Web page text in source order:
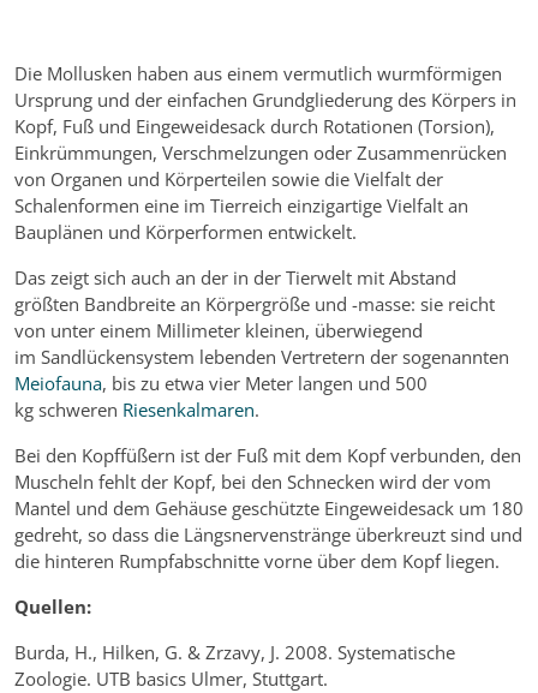
Die Mollusken haben aus einem vermutlich wurmförmigen
Ursprung und der einfachen Grundgliederung des Körpers in
Kopf, Fuß und Eingeweidesack durch Rotationen (Torsion),
Einkrümmungen, Verschmelzungen oder Zusammenrücken
von Organen und Körperteilen sowie die Vielfalt der
Schalenformen eine im Tierreich einzigartige Vielfalt an
Bauplänen und Körperformen entwickelt.
Das zeigt sich auch an der in der Tierwelt mit Abstand
größten Bandbreite an Körpergröße und -masse: sie reicht
von unter einem Millimeter kleinen, überwiegend
im Sandlückensystem lebenden Vertretern der sogenannten
Meiofauna, bis zu etwa vier Meter langen und 500
kg schweren Riesenkalmaren.
Bei den Kopffüßern ist der Fuß mit dem Kopf verbunden, den
Muscheln fehlt der Kopf, bei den Schnecken wird der vom
Mantel und dem Gehäuse geschützte Eingeweidesack um 180
gedreht, so dass die Längsnervenstränge überkreuzt sind und
die hinteren Rumpfabschnitte vorne über dem Kopf liegen.
Quellen:
Burda, H., Hilken, G. & Zrzavy, J. 2008. Systematische
Zoologie. UTB basics Ulmer, Stuttgart.